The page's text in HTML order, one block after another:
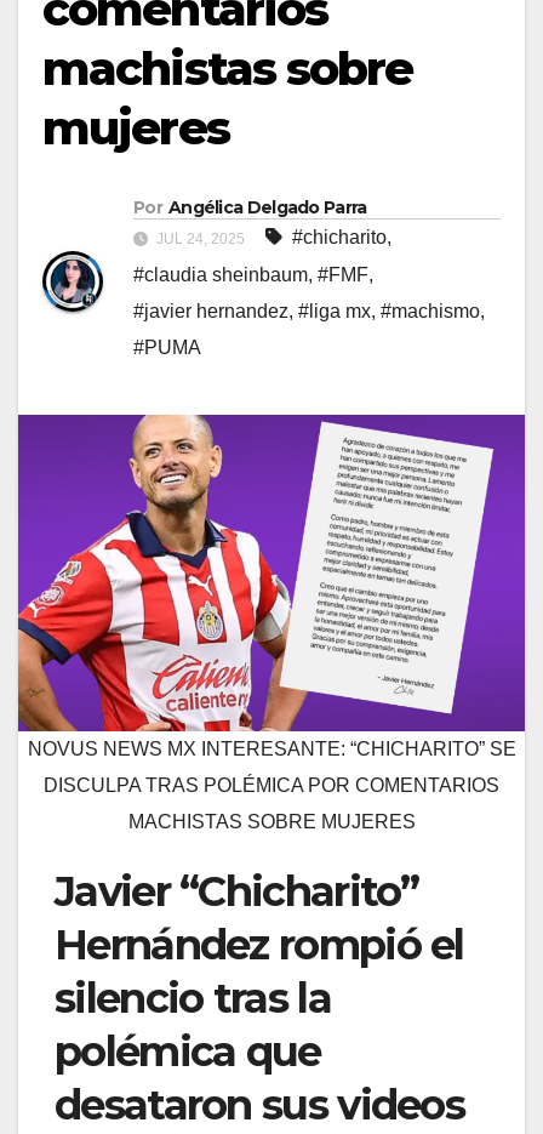
machistas sobre
mujeres
Por Angélica Delgado Parra
JUL 24, 2025 #chicharito,
#claudia sheinbaum, #FMF,
#javier hernandez, #liga mx, #machismo,
#PUMA
NOVUS NEWS MX INTERESANTE: “CHICHARITO” SE
DISCULPA TRAS POLÉMICA POR COMENTARIOS
MACHISTAS SOBRE MUJERES
Javier “Chicharito”
Hernández rompió el
silencio tras la
polémica que
desataron sus videos